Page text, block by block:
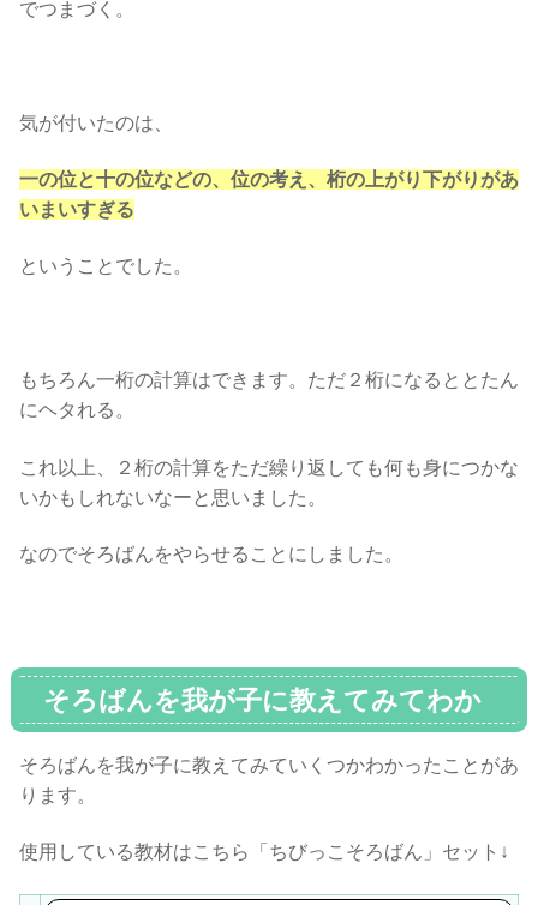
でつまづく。
気が付いたのは、
一の位と十の位などの、位の考え、桁の上がり下がりがあ
いまいすぎる
ということでした。
もちろん一桁の計算はできます。ただ２桁になるととたん
にヘタれる。
これ以上、２桁の計算をただ繰り返しても何も身につかな
いかもしれないなーと思いました。
なのでそろばんをやらせることにしました。
そろばんを我が子に教えてみてわか
そろばんを我が子に教えてみていくつかわかったことがあ
ります。
使用している教材はこちら「ちびっこそろばん」セット↓